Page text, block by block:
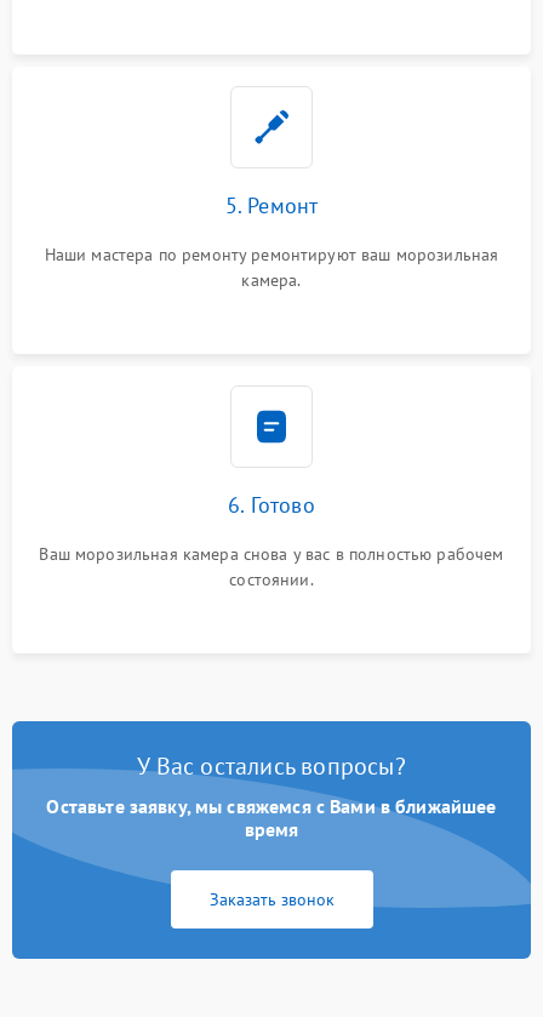
5. Ремонт
Наши мастера по ремонту ремонтируют ваш морозильная
камера.
6. Готово
Ваш морозильная камера снова у вас в полностью рабочем
состоянии.
У Вас остались вопросы?
Оставьте заявку, мы свяжемся с Вами в ближайшее
время
Заказать звонок